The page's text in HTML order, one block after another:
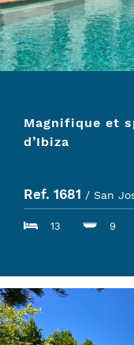
Magnifique et
d’Ibiza
Ref. 1681 / San
13 9